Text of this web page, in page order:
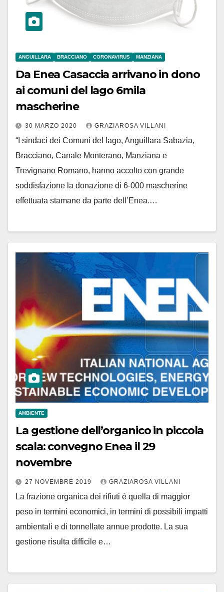
ANGUILLARA BRACCIANO CORONAVIRUS MANZIANA
Da Enea Casaccia arrivano in dono
ai comuni del lago 6mila
mascherine
30 MARZO 2020 GRAZIAROSA VILLANI
“I sindaci dei Comuni del lago, Anguillara Sabazia,
Bracciano, Canale Monterano, Manziana e
Trevignano Romano, hanno accolto con grande
soddisfazione la donazione di 6-000 mascherine
effettuata stamane da parte dell’Enea.…
AMBIENTE
La gestione dell’organico in piccola
scala: convegno Enea il 29
novembre
27 NOVEMBRE 2019 GRAZIAROSA VILLANI
La frazione organica dei rifiuti è quella di maggior
peso in termini economici, in termini di possibili impatti
ambientali e di tonnellate annue prodotte. La sua
gestione risulta difficile e…